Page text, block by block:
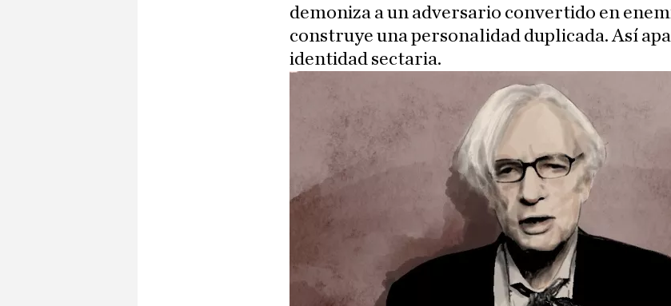
demoniza a un adversario convertido en
construye una personalidad duplicada. Así
identidad sectaria.